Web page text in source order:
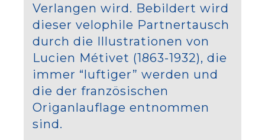
Verlangen wird. Bebildert wird
dieser velophile Partnertausch
durch die Illustrationen von
Lucien Métivet (1863-1932), die
immer “luftiger” werden und
die der französischen
Origanlauflage entnommen
sind.